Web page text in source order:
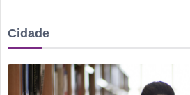
Rio Verde com atendimento até domingo
Cidade